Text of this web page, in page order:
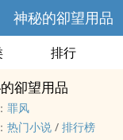
神秘的卻望用品
排行
卻望用品
罪风
热门小说 / 排行榜